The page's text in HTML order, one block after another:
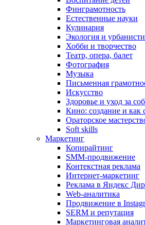
Финграмотность
Естественные науки
Кулинария
Экология и
Хобби и творчество
Театр, опера, балет
Фотография
Музыка
Письменная
Искусство
Здоровье и уход за
Кино: создание и как
Ораторское
Soft skills
Маркетинг
Копирайтинг
SMM-продвижение
Контекстная реклама
Интернет-маркетинг
Реклама в Яндекс
Web-аналитика
Продвижение в
SERM и репутация
Маркетинговая